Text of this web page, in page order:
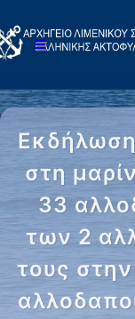
στη
33
των 2
τους